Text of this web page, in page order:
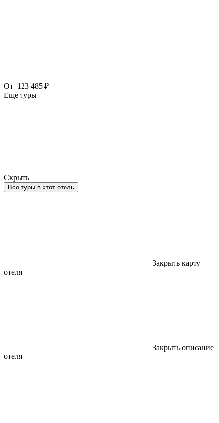
От 123 485 ₽
Еще туры
Скрыть
Все туры в этот отель
Закрыть карту
отеля
Закрыть описание
отеля